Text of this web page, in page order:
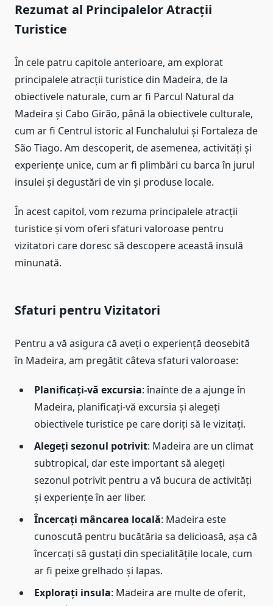
Rezumat al Principalelor Atracții
Turistice
În cele patru capitole anterioare, am explorat
principalele atracții turistice din Madeira, de la
obiectivele naturale, cum ar fi Parcul Natural da
Madeira și Cabo Girão, până la obiectivele culturale,
cum ar fi Centrul istoric al Funchalului și Fortaleza de
São Tiago. Am descoperit, de asemenea, activități și
experiențe unice, cum ar fi plimbări cu barca în jurul
insulei și degustări de vin și produse locale.
În acest capitol, vom rezuma principalele atracții
turistice și vom oferi sfaturi valoroase pentru
vizitatori care doresc să descopere această insulă
minunată.
Sfaturi pentru Vizitatori
Pentru a vă asigura că aveți o experiență deosebită
în Madeira, am pregătit câteva sfaturi valoroase:
Planificați-vă excursia: înainte de a ajunge în
Madeira, planificați-vă excursia și alegeți
obiectivele turistice pe care doriți să le vizitați.
Alegeți sezonul potrivit: Madeira are un climat
subtropical, dar este important să alegeți
sezonul potrivit pentru a vă bucura de activități
și experiențe în aer liber.
Încercați mâncarea locală: Madeira este
cunoscută pentru bucătăria sa delicioasă, așa că
încercați să gustați din specialitățile locale, cum
ar fi peixe grelhado și lapas.
Explorați insula: Madeira are multe de oferit,